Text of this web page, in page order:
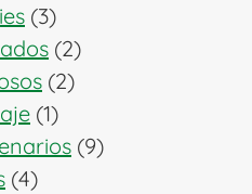
producto
33
productos
22
productos
22
11
producto
99
44